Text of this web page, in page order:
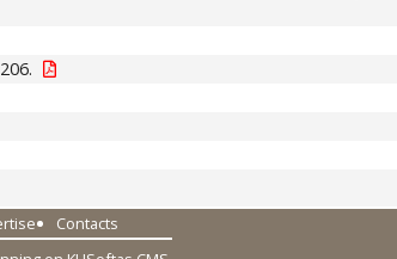
Contacts